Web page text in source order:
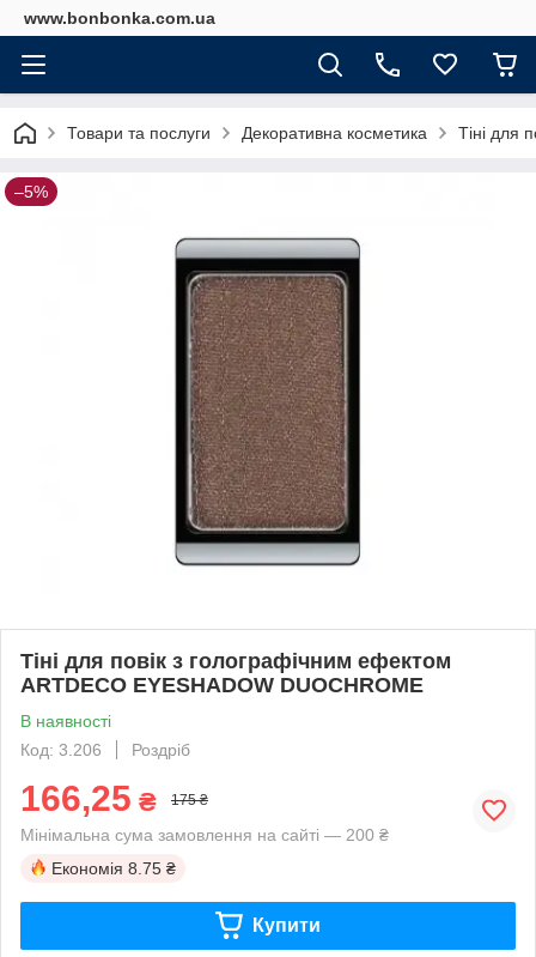
www.bonbonka.com.ua
Товари та послуги Декоративна косметика Тіні для
–5%
Тіні для повік з голографічним ефектом
ARTDECO EYESHADOW DUOCHROME
В наявності
Код: 3.206
Роздріб
166,25 ₴ 175 ₴
Мінімальна сума замовлення на сайті — 200 ₴
Економія 8.75 ₴
Купити